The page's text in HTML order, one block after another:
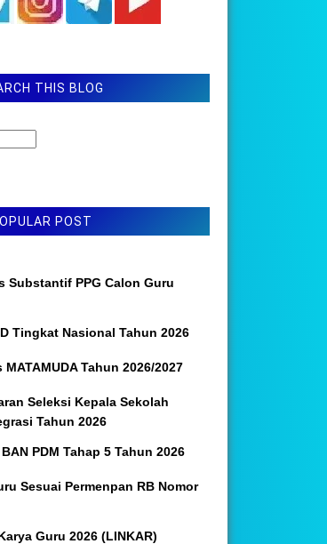
THIS BLOG
POST
Substantif PPG Calon Guru
Tingkat Nasional Tahun 2026
Tahun 2026/2027
Seleksi Kepala Sekolah
Tahun 2026
PDM Tahap 5 Tahun 2026
Sesuai Permenpan RB Nomor
Guru 2026 (LINKAR)